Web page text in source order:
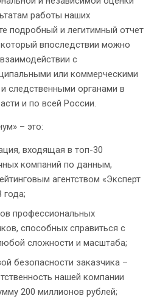
работы наших
подробный и легитимный отчет
впоследствии можно
с
или коммерческими
следственными органами в
и по всей России.
– это:
входящая в топ-30
компаний по данным,
агентством «Эксперт
года;
профессиональных
способных справиться с
сложности и масштаба;
безопасности заказчика –
нашей компании
200 миллионов рублей;